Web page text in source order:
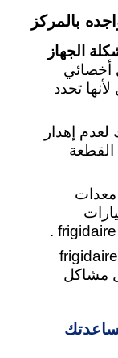
بالمركز
الجهاز
أخصائي
تحدد
إهدار
معدات
لن يجد عملاؤنا في مصر سيارة صيانة frigidaire
مشاكل